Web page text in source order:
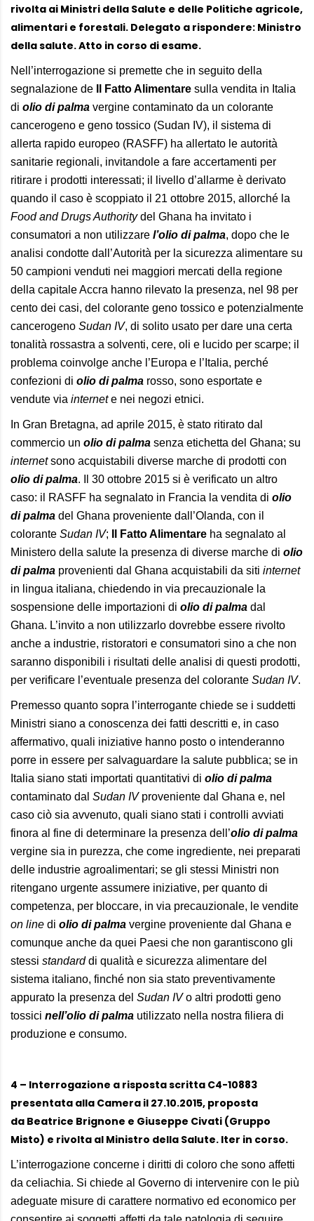
rivolta ai Ministri della Salute e delle Politiche agricole,
alimentari e forestali. Delegato a rispondere: Ministro
della salute. Atto in corso di esame.
Nell’interrogazione si premette che in seguito della
segnalazione de
Il Fatto Alimentare sulla vendita in Italia
di olio di palma vergine contaminato da un colorante
cancerogeno e geno tossico (Sudan IV), il sistema di
allerta rapido europeo (RASFF) ha allertato le autorità
sanitarie regionali, invitandole a fare accertamenti per
ritirare i prodotti interessati; il livello d’allarme è derivato
quando il caso è scoppiato il 21 ottobre 2015, allorché la
Food and Drugs Authoritydel Ghana ha invitato i
consumatori a non utilizzare l’olio di palma, dopo che le
analisi condotte dall’Autorità per la sicurezza alimentare su
50 campioni venduti nei maggiori mercati della regione
della capitale Accra hanno rilevato la presenza, nel 98 per
cento dei casi, del colorante geno tossico e potenzialmente
cancerogeno Sudan IV, di solito usato per dare una certa
tonalità rossastra a solventi, cere, oli e lucido per scarpe; il
problema coinvolge anche l’Europa e l’Italia, perché
confezioni di olio di palma rosso, sono esportate e
vendute via internete nei negozi etnici.
In Gran Bretagna, ad aprile 2015, è stato ritirato dal
commercio un olio di palma senza etichetta del Ghana; su
internetsono acquistabili diverse marche di prodotti con
olio di palma. Il 30 ottobre 2015 si è verificato un altro
caso: il RASFF ha segnalato in Francia la vendita di olio
di palma del Ghana proveniente dall’Olanda, con il
colorante Sudan IV; Il Fatto Alimentare ha segnalato al
Ministero della salute la presenza di diverse marche di olio
di palma provenienti dal Ghana acquistabili da siti internet
in lingua italiana, chiedendo in via precauzionale la
sospensione delle importazioni di olio di palma dal
Ghana. L’invito a non utilizzarlo dovrebbe essere rivolto
anche a industrie, ristoratori e consumatori sino a che non
saranno disponibili i risultati delle analisi di questi prodotti,
per verificare l’eventuale presenza del colorante Sudan IV.
Premesso quanto sopra l’interrogante chiede se i suddetti
Ministri siano a conoscenza dei fatti descritti e, in caso
affermativo, quali iniziative hanno posto o intenderanno
porre in essere per salvaguardare la salute pubblica; se in
Italia siano stati importati quantitativi di olio di palma
contaminato dal Sudan IVproveniente dal Ghana e, nel
caso ciò sia avvenuto, quali siano stati i controlli avviati
finora al fine di determinare la presenza dell’olio di palma
vergine sia in purezza, che come ingrediente, nei preparati
delle industrie agroalimentari; se gli stessi Ministri non
ritengano urgente assumere iniziative, per quanto di
competenza, per bloccare, in via precauzionale, le vendite
on line di olio di palma vergine proveniente dal Ghana e
comunque anche da quei Paesi che non garantiscono gli
stessi standarddi qualità e sicurezza alimentare del
sistema italiano, finché non sia stato preventivamente
appurato la presenza del Sudan IVo altri prodotti geno
tossici nell’olio di palma utilizzato nella nostra filiera di
produzione e consumo.
4 – Interrogazione a risposta scritta C4-10883
presentata alla Camera il 27.10.2015, proposta
da Beatrice Brignone e Giuseppe Civati (Gruppo
Misto) e rivolta al Ministro della Salute. Iter in corso.
L’interrogazione concerne i diritti di coloro che sono affetti
da celiachia. Si chiede al Governo di intervenire con le più
adeguate misure di carattere normativo ed economico per